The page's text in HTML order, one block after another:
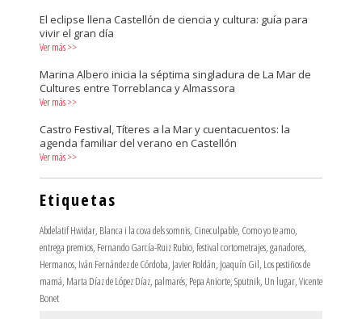
El eclipse llena Castellón de ciencia y cultura: guía para
vivir el gran día
Ver más>>
Marina Albero inicia la séptima singladura de La Mar de
Cultures entre Torreblanca y Almassora
Ver más>>
Castro Festival, Títeres a la Mar y cuentacuentos: la
agenda familiar del verano en Castellón
Ver más>>
Etiquetas
Abdelatif Hwidar, Blanca i la cova dels somnis, Cineculpable, Como yo te amo,
entrega premios, Fernando García-Ruiz Rubio,festival cortometrajes,ganadores,
Hermanos, Iván Fernández de Córdoba, Javier Roldán, Joaquín Gil, Los pestiños de
mamá, Marta Díaz de López Díaz, palmarés, Pepa Aniorte,Sputnik, Un lugar,Vicente
Bonet